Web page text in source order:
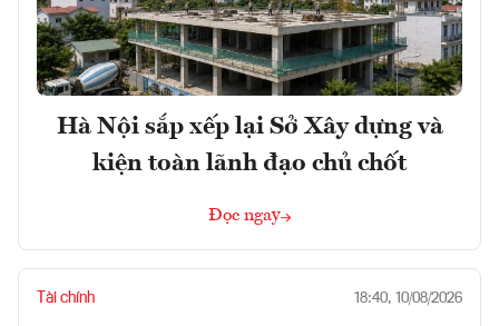
Hà Nội sắp xếp lại Sở Xây dựng và
kiện toàn lãnh đạo chủ chốt
Đọc ngay
Tài chính 18:40, 10/08/2026